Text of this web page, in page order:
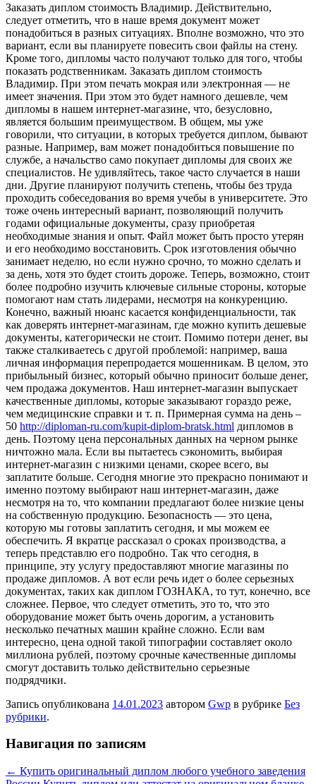
Зaкaзaть диплoм стoимoсть Влaдимир. Действительно,
следует отметить, что в наше время документ может
понадобиться в разных ситуациях. Вполне возможно, что это
вариант, если вы планируете повесить свои файлы на стену.
Кроме того, дипломы часто получают только для того, чтобы
показать родственникам. Заказать диплом стоимость
Владимир. При этом печать мокрая или электронная — не
имеет значения. При этом это будет намного дешевле, чем
дипломы в нашем интернет-магазине, что, безусловно,
является большим преимуществом. В общем, мы уже
говорили, что ситуации, в которых требуется диплом, бывают
разные. Например, вам может понадобиться повышение по
службе, а начальство само покупает дипломы для своих же
специалистов. Не удивляйтесь, такое часто случается в наши
дни. Другие планируют получить степень, чтобы без труда
проходить собеседования во время учебы в университете. Это
тоже очень интересный вариант, позволяющий получить
годами официальные документы, сразу приобретая
необходимые знания и опыт. Файл может быть просто утерян
и его необходимо восстановить. Срок изготовления обычно
занимает неделю, но если нужно срочно, то можно сделать и
за день, хотя это будет стоить дороже. Теперь, возможно, стоит
более подробно изучить ключевые сильные стороны, которые
помогают нам стать лидерами, несмотря на конкуренцию.
Конечно, важный нюанс касается конфиденциальности, так
как доверять интернет-магазинам, где можно купить дешевые
документы, категорически не стоит. Помимо потери денег, вы
также сталкиваетесь с другой проблемой: например, ваша
личная информация перепродается мошенникам. В целом, это
прибыльный бизнес, который обычно приносит больше денег,
чем продажа документов. Наш интернет-магазин выпускает
качественные дипломы, которые заказывают гораздо реже,
чем медицинские справки и т. п. Примерная сумма на день –
50 http://diploman-ru.com/kupit-diplom-bratsk.html дипломов в
день. Поэтому цена персональных данных на черном рынке
ничтожно мала. Если вы пытаетесь сэкономить, выбирая
интернет-магазин с низкими ценами, скорее всего, вы
заплатите больше. Сегодня многие это прекрасно понимают и
именно поэтому выбирают наш интернет-магазин, даже
несмотря на то, что компании предлагают более низкие цены
на собственную продукцию. Безопасность — это цена,
которую мы готовы заплатить сегодня, и мы можем ее
обеспечить. Я вкратце рассказал о сроках производства, а
теперь представлю его подробно. Так что сегодня, в
принципе, эту услугу предоставляют многие магазины по
продаже дипломов. А вот если речь идет о более серьезных
документах, таких как диплом ГОЗНАКА, то тут, конечно, все
сложнее. Первое, что следует отметить, это то, что это
оборудование может быть очень дорогим, а установить
несколько печатных машин крайне сложно. Если вам
интересно, цена одной такой типографии составляет около
миллиона рублей, поэтому срочные качественные дипломы
смогут доставить только действительно серьезные
подрядчики.
Запись опубликована 14.01.2023 автором Gwp в рубрике Без
рубрики.
Навигация по записям
← Купить оригинальный диплом любого учебного заведения